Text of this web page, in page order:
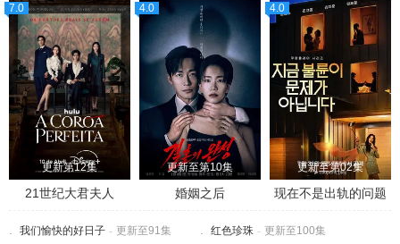
7.0
更新第12集
21世纪大君夫人
4.0
更新至第10集
婚姻之后
4.0
更新至第02集
现在不是出轨的问题
我们愉快的好日子 - 更新至91集 红色珍珠 - 更新至100集